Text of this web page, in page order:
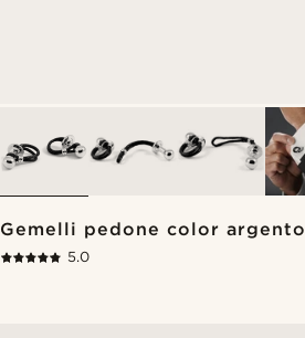
Gemelli pedone color argento
5.0